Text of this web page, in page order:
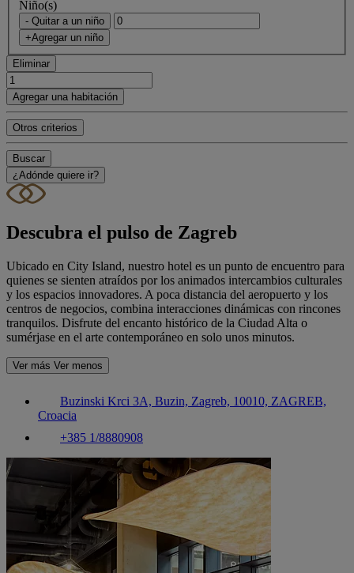
Niño(s)
- Quitar a un niño
+Agregar un niño
Eliminar
Agregar una habitación
Otros criterios
Buscar
¿Adónde quiere ir?
Descubra el pulso de Zagreb
Ubicado en City Island, nuestro hotel es un punto de encuentro para
quienes se sienten atraídos por los animados intercambios culturales
y los espacios innovadores. A poca distancia del aeropuerto y los
centros de negocios, combina interacciones dinámicas con rincones
tranquilos. Disfrute del encanto histórico de la Ciudad Alta o
sumérjase en el arte contemporáneo en solo unos minutos.
Ver más Ver menos
Buzinski Krci 3A, Buzin, Zagreb, 10010, ZAGREB,
Croacia
+385 1/8880908